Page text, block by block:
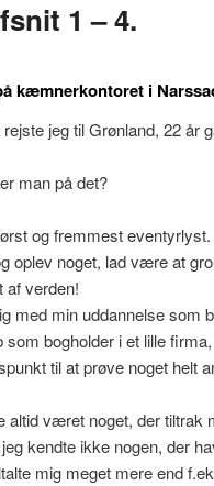
1 – 4.
kæmnerkontoret i
rejste jeg til Grønland, 22 år
man på det?
og fremmest
oplev noget, lad være at
af verden!
med min uddannelse som
som bogholder i et lille
til at prøve noget helt
altid været noget, der tiltrak
kendte ikke nogen, der
mig meget mere end